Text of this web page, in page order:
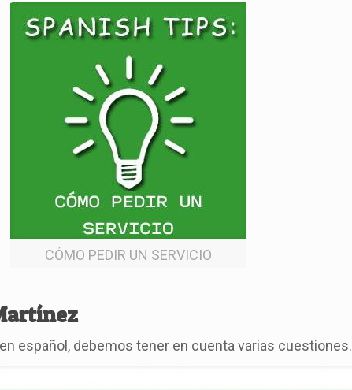
CÓMO PEDIR UN SERVICIO
en español, debemos tener en cuenta varias cuestiones.